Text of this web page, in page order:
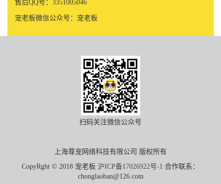
售后QQ号：3351005046
宠老板微信公众号：宠老板
扫码关注微信公众号
上海尊宠网络科技有限公司 版权所有
CopyRght © 2018 宠老板 沪ICP备17026922号-1 合作联系：
chonglaoban@126.com